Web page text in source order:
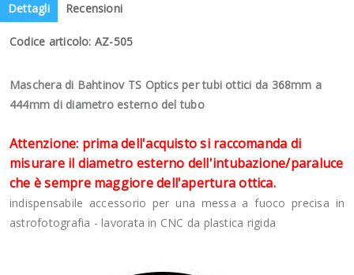
Dettagli Recensioni
Codice articolo: AZ-505
Maschera di Bahtinov TS Optics per tubi ottici da 368mm a
444mm di diametro esterno del tubo
Attenzione: prima dell'acquisto si raccomanda di
misurare il diametro esterno dell'intubazione/paraluce
che è sempre maggiore dell'apertura ottica.
indispensabile accessorio per una messa a fuoco precisa in
astrofotografia - lavorata in CNC da plastica rigida